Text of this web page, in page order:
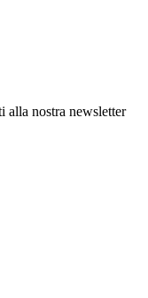
alla nostra newsletter